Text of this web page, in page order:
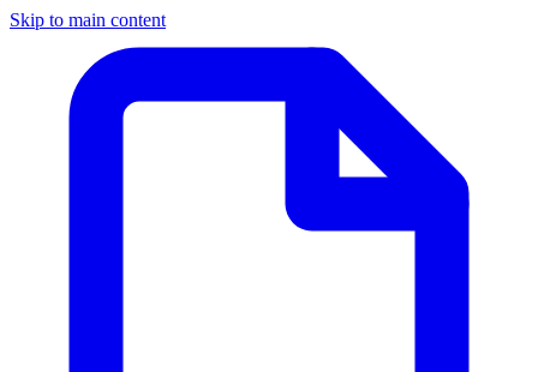
Skip to main content